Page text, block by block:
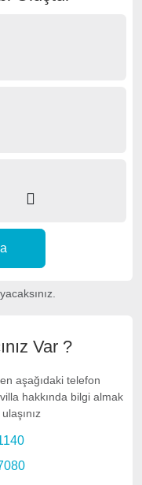
Var ?
aşağıdaki telefon
hakkında bilgi almak